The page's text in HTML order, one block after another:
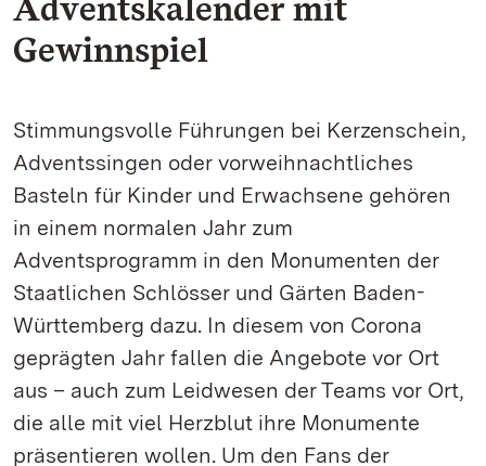
Gewinnspiel
Stimmungsvolle Führungen bei Kerzenschein,
Adventssingen oder vorweihnachtliches
Basteln für Kinder und Erwachsene gehören
in einem normalen Jahr zum
Adventsprogramm in den Monumenten der
Staatlichen Schlösser und Gärten Baden-
Württemberg dazu. In diesem von Corona
geprägten Jahr fallen die Angebote vor Ort
aus – auch zum Leidwesen der Teams vor Ort,
die alle mit viel Herzblut ihre Monumente
präsentieren wollen. Um den Fans der